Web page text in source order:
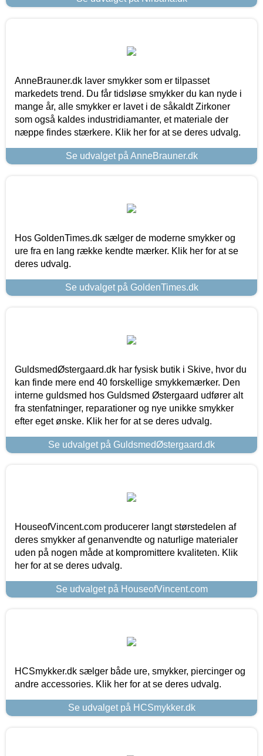
AnneBrauner.dk laver smykker som er tilpasset
markedets trend. Du får tidsløse smykker du kan nyde i
mange år, alle smykker er lavet i de såkaldt Zirkoner
som også kaldes industridiamanter, et materiale der
næppe findes stærkere. Klik her for at se deres udvalg.
Se udvalget på AnneBrauner.dk
Hos GoldenTimes.dk sælger de moderne smykker og
ure fra en lang række kendte mærker. Klik her for at se
deres udvalg.
Se udvalget på GoldenTimes.dk
GuldsmedØstergaard.dk har fysisk butik i Skive, hvor du
kan finde mere end 40 forskellige smykkemærker. Den
interne guldsmed hos Guldsmed Østergaard udfører alt
fra stenfatninger, reparationer og nye unikke smykker
efter eget ønske. Klik her for at se deres udvalg.
Se udvalget på GuldsmedØstergaard.dk
HouseofVincent.com producerer langt størstedelen af
deres smykker af genanvendte og naturlige materialer
uden på nogen måde at kompromittere kvaliteten. Klik
her for at se deres udvalg.
Se udvalget på HouseofVincent.com
HCSmykker.dk sælger både ure, smykker, piercinger og
andre accessories. Klik her for at se deres udvalg.
Se udvalget på HCSmykker.dk